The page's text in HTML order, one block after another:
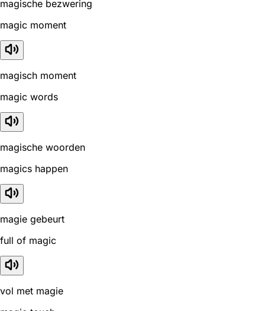
magische bezwering
magic moment
magisch moment
magic words
magische woorden
magics happen
magie gebeurt
full of magic
vol met magie